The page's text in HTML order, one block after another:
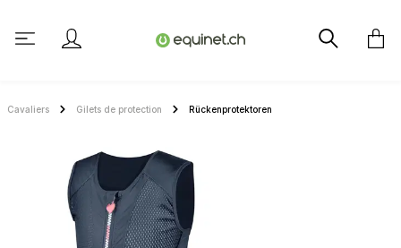
Cavaliers Gilets de protection Rückenprotektoren